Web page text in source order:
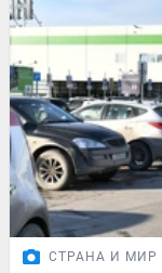
СТРАНА И МИР